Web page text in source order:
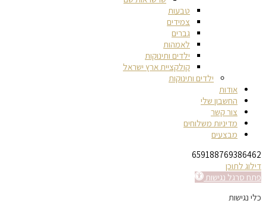
טבעות
צמידים
גברים
לאמהות
ילדים ותינוקות
קולקציית ארץ ישראל
ילדים ותינוקות
אודות
החשבון שלי
צור קשר
מדיניות משלוחים
מבצעים
659188769386462
דילוג לתוכן
פתח סרגל נגישות
כלי נגישות